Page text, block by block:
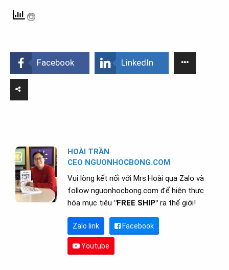
Facebook LinkedIn
HOÀI TRẦN
CEO NGUONHOCBONG.COM
Vui lòng kết nối với Mrs.Hoài qua Zalo và
follow nguonhocbong.com để hiện thực
hóa mục tiêu "FREE SHIP" ra thế giới!
Zalo link Facebook
Youtube